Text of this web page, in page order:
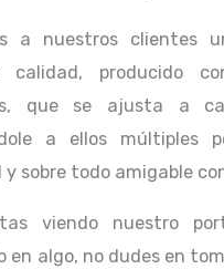
a nuestros clientes
calidad, producido
que se ajusta a
a ellos múltiples
y sobre todo amigable
viendo nuestro
en algo, no dudes en